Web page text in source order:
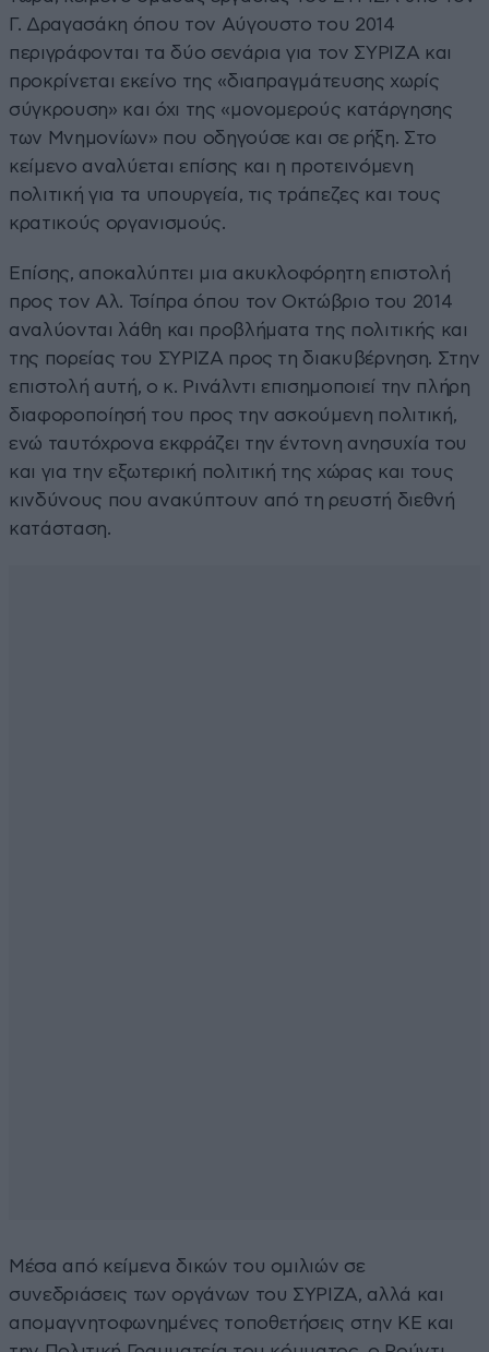
Γ. Δραγασάκη όπου τον Αύγουστο του 2014
περιγράφονται τα δύο σενάρια για τον ΣΥΡΙΖΑ και
προκρίνεται εκείνο της «διαπραγμάτευσης χωρίς
σύγκρουση» και όχι της «μονομερούς κατάργησης
των Μνημονίων» που οδηγούσε και σε ρήξη. Στο
κείμενο αναλύεται επίσης και η προτεινόμενη
πολιτική για τα υπουργεία, τις τράπεζες και τους
κρατικούς οργανισμούς.
Επίσης, αποκαλύπτει μια ακυκλοφόρητη επιστολή
προς τον Αλ. Τσίπρα όπου τον Οκτώβριο του 2014
αναλύονται λάθη και προβλήματα της πολιτικής και
της πορείας του ΣΥΡΙΖΑ προς τη διακυβέρνηση. Στην
επιστολή αυτή, ο κ. Ρινάλντι επισημοποιεί την πλήρη
διαφοροποίησή του προς την ασκούμενη πολιτική,
ενώ ταυτόχρονα εκφράζει την έντονη ανησυχία του
και για την εξωτερική πολιτική της χώρας και τους
κινδύνους που ανακύπτουν από τη ρευστή διεθνή
κατάσταση.
Μέσα από κείμενα δικών του ομιλιών σε
συνεδριάσεις των οργάνων του ΣΥΡΙΖΑ, αλλά και
απομαγνητοφωνημένες τοποθετήσεις στην ΚΕ και